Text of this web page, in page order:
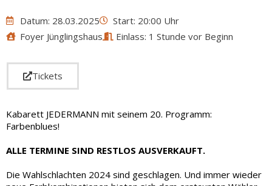
Datum: 28.03.2025
Start: 20:00 Uhr
Foyer Jünglingshaus
Einlass: 1 Stunde vor Beginn
Tickets
Kabarett JEDERMANN mit seinem 20. Programm:
Farbenblues!
ALLE TERMINE SIND RESTLOS AUSVERKAUFT.
Die Wahlschlachten 2024 sind geschlagen. Und immer wieder